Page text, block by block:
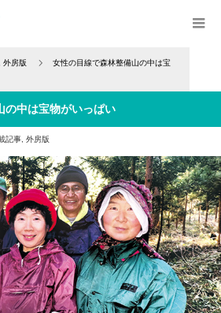
外房版
女性の目線で森林整備山の中は宝
の中は宝物がいっぱい
記事 外房版